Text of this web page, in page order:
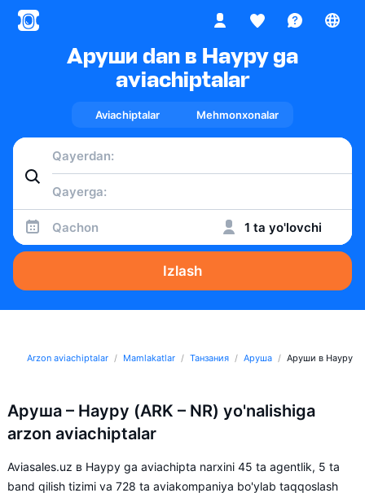
Аруши dan в Науру ga
aviachiptalar
Aviachiptalar Mehmonxonalar
Qachon 1 ta yo'lovchi
Izlash
Arzon aviachiptalar Mamlakatlar Танзания Аруша Аруши в Науру
Аруша – Науру (ARK – NR) yo'nalishiga
arzon aviachiptalar
Aviasales.uz в Науру ga aviachipta narxini 45 ta agentlik, 5 ta
band qilish tizimi va 728 ta aviakompaniya bo'ylab taqqoslash